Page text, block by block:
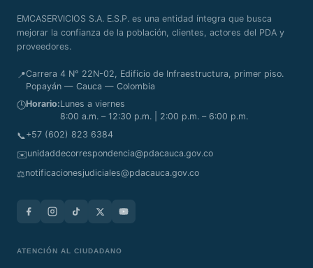
EMCASERVICIOS S.A. E.S.P. es una entidad íntegra que busca
mejorar la confianza de la población, clientes, actores del PDA y
proveedores.
📍Carrera 4 N° 22N-02, Edificio de Infraestructura, primer piso.
Popayán — Cauca — Colombia
🕒Horario:Lunes a viernes
8:00 a.m. – 12:30 p.m. | 2:00 p.m. – 6:00 p.m.
📞+57 (602) 823 6384
✉️unidaddecorrespondencia@pdacauca.gov.co
⚖️notificacionesjudiciales@pdacauca.gov.co
ATENCIÓN AL CIUDADANO